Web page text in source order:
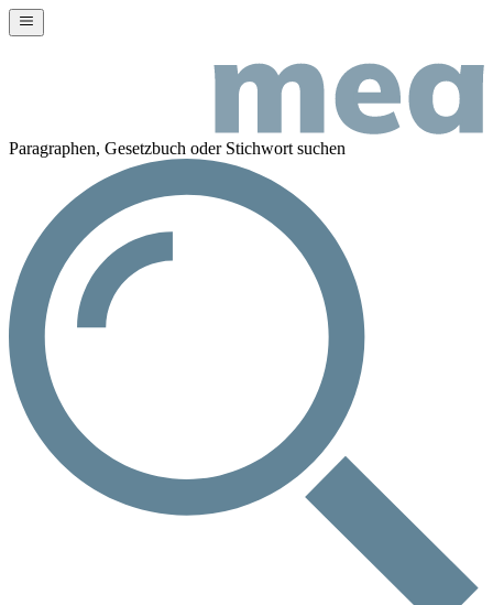
Paragraphen, Gesetzbuch oder Stichwort suchen